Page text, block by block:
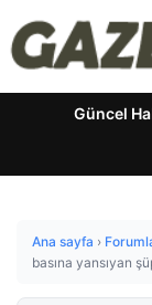
Güncel
Ana sayfa ›
basına yansıyan